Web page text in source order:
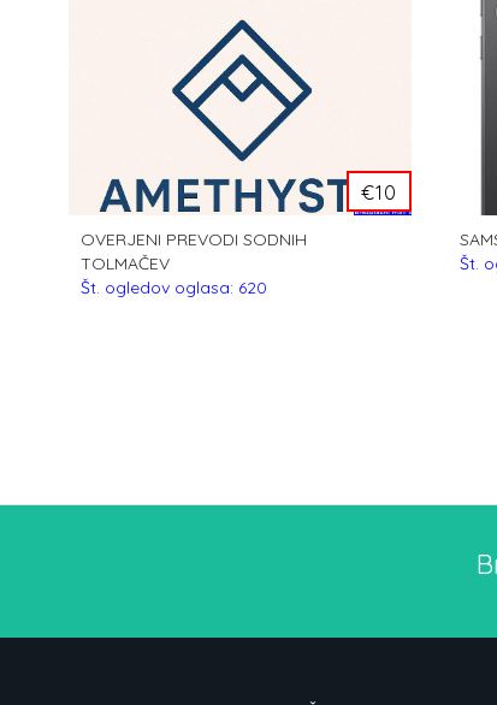
€10
OVERJENI PREVODI SODNIH
TOLMAČEV
Št. ogledov oglasa: 620
Št.